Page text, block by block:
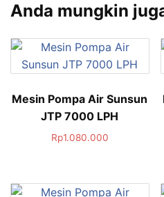
Anda mungkin
Mesin Pompa Air Sunsun
JTP 7000 LPH
Rp1.080.000